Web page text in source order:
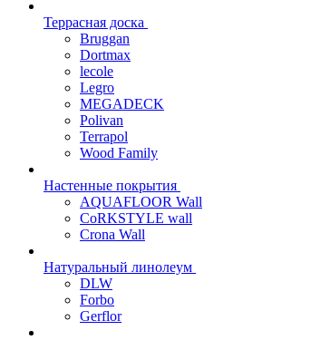
Террасная доска
Bruggan
Dortmax
lecole
Legro
MEGADECK
Polivan
Terrapol
Wood Family
Настенные покрытия
AQUAFLOOR Wall
CoRKSTYLE wall
Crona Wall
Натуральный линолеум
DLW
Forbo
Gerflor